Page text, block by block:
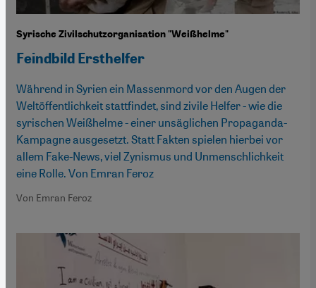
Syrische Zivilschutzorganisation "Weißhelme"
Feindbild Ersthelfer
Während in Syrien ein Massenmord vor den Augen der
Weltöffentlichkeit stattfindet, sind zivile Helfer - wie die
syrischen Weißhelme - einer unsäglichen Propaganda-
Kampagne ausgesetzt. Statt Fakten spielen hierbei vor
allem Fake-News, viel Zynismus und Unmenschlichkeit
eine Rolle. Von Emran Feroz
Von Emran Feroz